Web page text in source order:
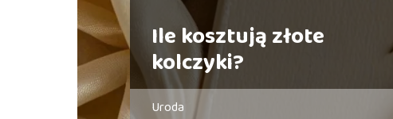
Ile kosztują złote
kolczyki?
Uroda